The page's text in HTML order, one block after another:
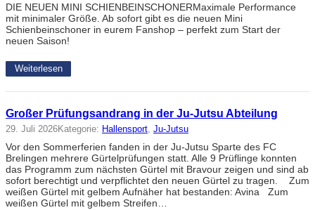
DIE NEUEN MINI SCHIENBEINSCHONERMaximale Performance
mit minimaler Größe. Ab sofort gibt es die neuen Mini
Schienbeinschoner in eurem Fanshop – perfekt zum Start der
neuen Saison!
Weiterlesen
Großer Prüfungsandrang in der Ju-Jutsu Abteilung
29. Juli 2026Kategorie: Hallensport Ju-Jutsu
Vor den Sommerferien fanden in der Ju-Jutsu Sparte des FC
Brelingen mehrere Gürtelprüfungen statt. Alle 9 Prüflinge konnten
das Programm zum nächsten Gürtel mit Bravour zeigen und sind ab
sofort berechtigt und verpflichtet den neuen Gürtel zu tragen. Zum
weißen Gürtel mit gelbem Aufnäher hat bestanden: Avina Zum
weißen Gürtel mit gelbem Streifen…